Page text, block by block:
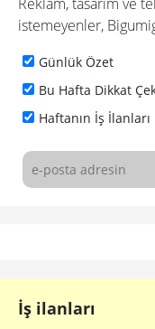
istemeyenler,
Günlük Özet
Bu Hafta Dikkat
Haftanın İş İlanları
İş ilanları